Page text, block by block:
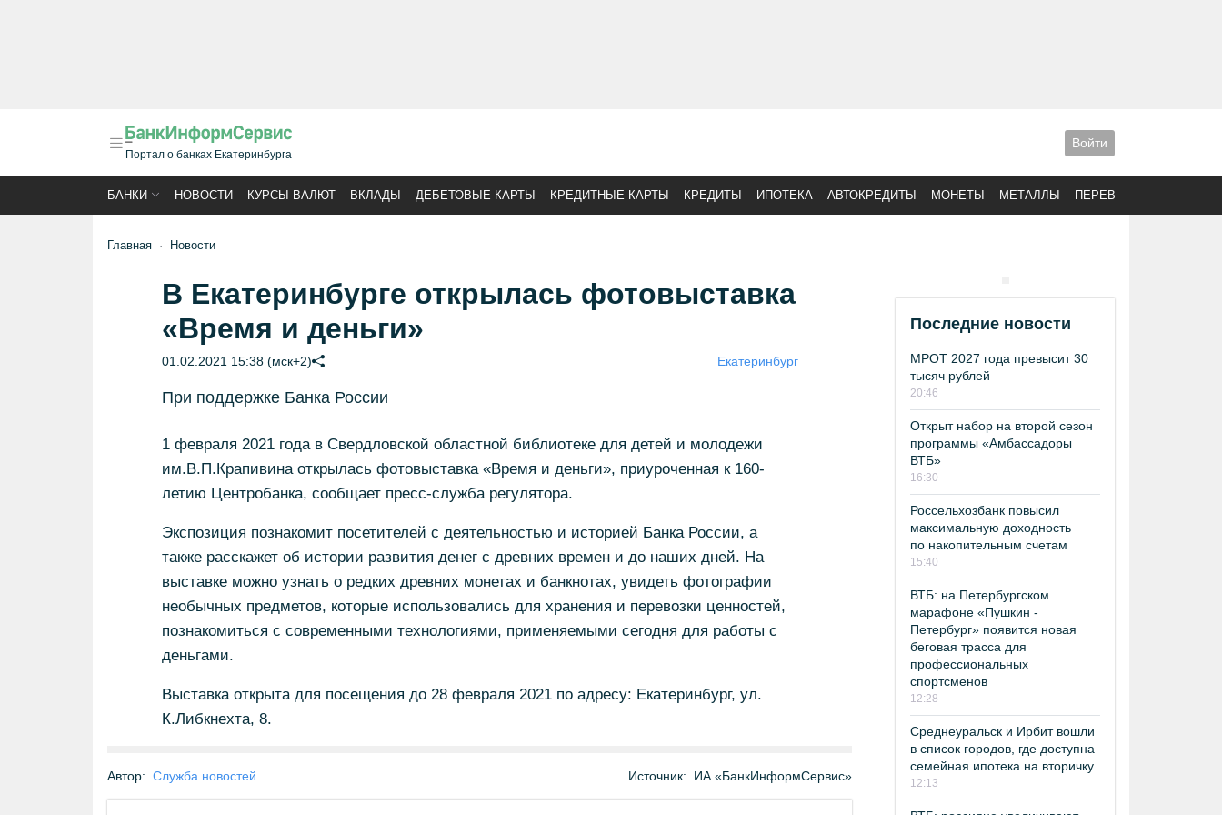
Портал о банках Екатеринбурга
Войти
БАНКИ НОВОСТИ КУРСЫ ВАЛЮТ ВКЛАДЫ ДЕБЕТОВЫЕ КАРТЫ КРЕДИТНЫЕ КАРТЫ КРЕДИТЫ ИПОТЕКА АВТОКРЕДИТЫ МОНЕТЫ МЕТАЛЛЫ ПЕРЕВОДЫ
Главная Новости
В Екатеринбурге открылась фотовыставка
«Время и деньги»
01.02.2021 15:38 (мск+2) Екатеринбург
При поддержке Банка России
1 февраля 2021 года в Свердловской областной библиотеке для детей и молодежи
им.В.П.Крапивина открылась фотовыставка «Время и деньги», приуроченная к 160-
летию Центробанка, сообщает пресс-служба регулятора.
Экспозиция познакомит посетителей с деятельностью и историей Банка России, а
также расскажет об истории развития денег с древних времен и до наших дней. На
выставке можно узнать о редких древних монетах и банкнотах, увидеть фотографии
необычных предметов, которые использовались для хранения и перевозки ценностей,
познакомиться с современными технологиями, применяемыми сегодня для работы с
деньгами.
Выставка открыта для посещения до 28 февраля 2021 по адресу: Екатеринбург, ул.
К.Либкнехта, 8.
Автор: Служба новостей Источник: ИА «БанкИнформСервис»
Последние новости
МРОТ 2027 года превысит 30
тысяч рублей
20:46
Открыт набор на второй сезон
программы «Амбассадоры
ВТБ»
16:30
Россельхозбанк повысил
максимальную доходность
по накопительным счетам
15:40
ВТБ: на Петербургском
марафоне «Пушкин -
Петербург» появится новая
беговая трасса для
профессиональных
спортсменов
12:28
Среднеуральск и Ирбит вошли
в список городов, где доступна
семейная ипотека на вторичку
12:13